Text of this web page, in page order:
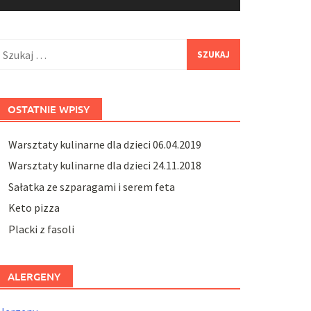
OSTATNIE WPISY
Warsztaty kulinarne dla dzieci 06.04.2019
Warsztaty kulinarne dla dzieci 24.11.2018
Sałatka ze szparagami i serem feta
Keto pizza
Placki z fasoli
ALERGENY